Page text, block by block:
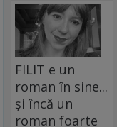
FILIT e un
roman în sine...
și încă un
roman foarte